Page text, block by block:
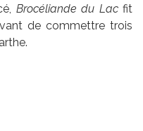
Brocéliande du Lacfit
de commettre trois